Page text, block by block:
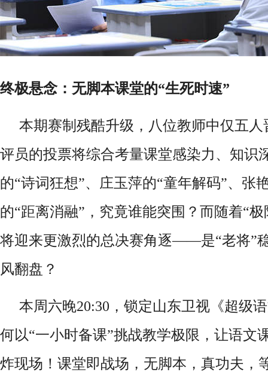
终极悬念：无脚本课堂的“生死时速”
本期赛制残酷升级，八位教师中仅五
评员的投票将综合考量课堂感染力、知识
的“诗词狂想”、庄玉萍的“童年解码”、张
的“距离消融”，究竟谁能突围？而随着“
将迎来更激烈的总决赛角逐——是“老将”
风翻盘？
本周六晚20:30 ，锁定山东卫视《超级
何以“一小时备课”挑战教学极限，让语文
炸现场！课堂即战场，无脚本，真功夫，